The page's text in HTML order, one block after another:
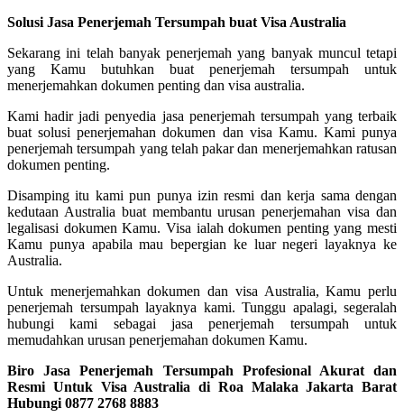
Solusi Jasa Penerjemah Tersumpah buat Visa Australia
Sekarang ini telah banyak penerjemah yang banyak muncul tetapi
yang Kamu butuhkan buat penerjemah tersumpah untuk
menerjemahkan dokumen penting dan visa australia.
Kami hadir jadi penyedia jasa penerjemah tersumpah yang terbaik
buat solusi penerjemahan dokumen dan visa Kamu. Kami punya
penerjemah tersumpah yang telah pakar dan menerjemahkan ratusan
dokumen penting.
Disamping itu kami pun punya izin resmi dan kerja sama dengan
kedutaan Australia buat membantu urusan penerjemahan visa dan
legalisasi dokumen Kamu. Visa ialah dokumen penting yang mesti
Kamu punya apabila mau bepergian ke luar negeri layaknya ke
Australia.
Untuk menerjemahkan dokumen dan visa Australia, Kamu perlu
penerjemah tersumpah layaknya kami. Tunggu apalagi, segeralah
hubungi kami sebagai jasa penerjemah tersumpah untuk
memudahkan urusan penerjemahan dokumen Kamu.
Biro Jasa Penerjemah Tersumpah Profesional Akurat dan
Resmi Untuk Visa Australia di Roa Malaka Jakarta Barat
Hubungi 0877 2768 8883